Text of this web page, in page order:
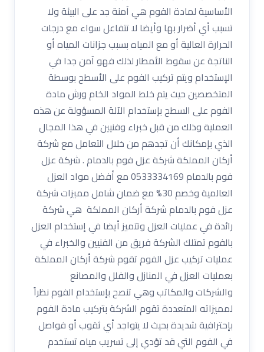
الأساسية لمادة الفوم هي آمنة جد على البيئة ولا
تسبب أي أضرار بها وأيضا لا تتفاعل سواء مع درجات
الحرارة العالية أو مع المياه بسبب جزانات المياه أو
الناتجة عن سقوط الأمطار لذلك فهو آمن جدا في
الإستخدام ويتم تركيب الفوم على الأسطح بوسطة
المتخصصين حيث يتم خلط المواد الخام ورش مادة
الفوم على السطح بإستخدام الآلة المسؤولة عن هذه
العملية وذلك من قبل خبراء وفنيين في هذا المجال
الذي بإمكانك أن تجدهم من خلال التعامل مع شركة
أركان المملكة شركة عزل فوم بالدمام . شركة عزل
فوم بالدمام 0533334169 مع أفضل مواد العزل
العالمية وخصم 30% مع ضمان شامل مميزات شركة
عزل فوم بالدمام شركة أركان المملكة هي شركة
رائدة في عمليات العزل وتتميز أيضا في إستخدام العزل
بالفوم تمتلك الشركة فريق من الفنيين والخبراء في
عمليات تركيب عزل الفوم تقوم شركة أركان المملكة
بعمليات العزل في المنازل والفلل والمصانع
والشركات والمكاتب وهي تنصح بإستخدام الفوم نظراً
لمميزاته المتعددة تقوم الشركة بتركيب مادة الفوم
بإحترافية شديدة بحيث لا يتواجد أي ثقوب أو فواصل
في الفوم التي قد تؤدي إلى تسريب مياه تستخدم